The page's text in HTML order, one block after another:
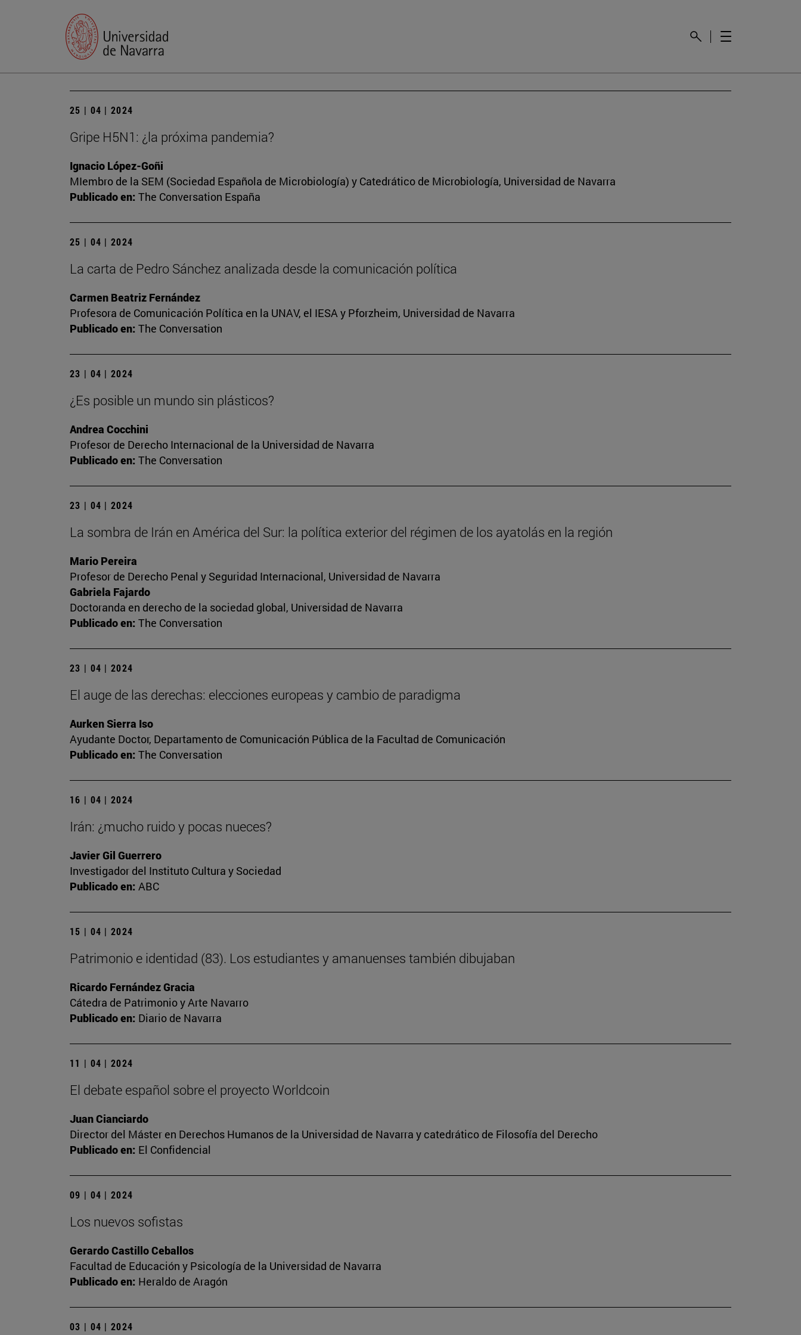
25 | 04 | 2024
Gripe H5N1: ¿la próxima pandemia?
Ignacio López-Goñi
MIembro de la SEM (Sociedad Española de Microbiología) y Catedrático de Microbiología, Universidad de Navarra
Publicado en: The Conversation España
25 | 04 | 2024
La carta de Pedro Sánchez analizada desde la comunicación política
Carmen Beatriz Fernández
Profesora de Comunicación Política en la UNAV, el IESA y Pforzheim, Universidad de Navarra
Publicado en: The Conversation
23 | 04 | 2024
¿Es posible un mundo sin plásticos?
Andrea Cocchini
Profesor de Derecho Internacional de la Universidad de Navarra
Publicado en: The Conversation
23 | 04 | 2024
La sombra de Irán en América del Sur: la política exterior del régimen de los ayatolás en la región
Mario Pereira
Profesor de Derecho Penal y Seguridad Internacional, Universidad de Navarra
Gabriela Fajardo
Doctoranda en derecho de la sociedad global, Universidad de Navarra
Publicado en: The Conversation
23 | 04 | 2024
El auge de las derechas: elecciones europeas y cambio de paradigma
Aurken Sierra Iso
Ayudante Doctor, Departamento de Comunicación Pública de la Facultad de Comunicación
Publicado en: The Conversation
16 | 04 | 2024
Irán: ¿mucho ruido y pocas nueces?
Javier Gil Guerrero
Investigador del Instituto Cultura y Sociedad
Publicado en: ABC
15 | 04 | 2024
Patrimonio e identidad (83). Los estudiantes y amanuenses también dibujaban
Ricardo Fernández Gracia
Cátedra de Patrimonio y Arte Navarro
Publicado en: Diario de Navarra
11 | 04 | 2024
El debate español sobre el proyecto Worldcoin
Juan Cianciardo
Director del Máster en Derechos Humanos de la Universidad de Navarra y catedrático de Filosofía del Derecho
Publicado en: El Confidencial
09 | 04 | 2024
Los nuevos sofistas
Gerardo Castillo Ceballos
Facultad de Educación y Psicología de la Universidad de Navarra
Publicado en: Heraldo de Aragón
03 | 04 | 2024